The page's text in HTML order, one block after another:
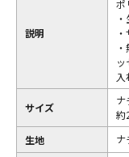
説明
ポ
入
サイズ
生地
ナ